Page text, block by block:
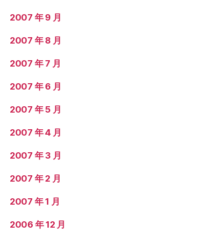
2007 年 9 月
2007 年 8 月
2007 年 7 月
2007 年 6 月
2007 年 5 月
2007 年 4 月
2007 年 3 月
2007 年 2 月
2007 年 1 月
2006 年 12 月